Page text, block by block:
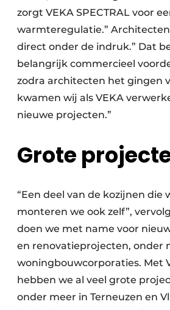
zorgt VEKA SPECTRAL voor
warmteregulatie.”
direct onder de indruk.” Dat
belangrijk commercieel
zodra architecten het gingen
kwamen wij als VEKA
nieuwe projecten.”
Grote
“Een deel van de kozijnen die
monteren we ook zelf”,
doen we met name voor
en renovatieprojecten, onder
woningbouwcorporaties. Met
hebben we al veel grote
onder meer in Terneuzen en